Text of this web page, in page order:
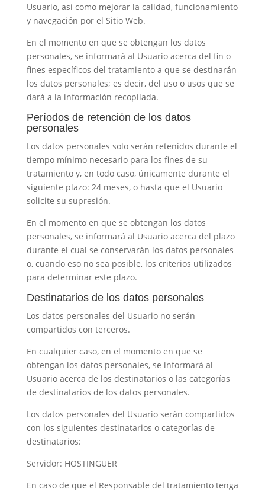
Usuario, así como mejorar la calidad, funcionamiento
y navegación por el Sitio Web.
En el momento en que se obtengan los datos
personales, se informará al Usuario acerca del fin o
fines específicos del tratamiento a que se destinarán
los datos personales; es decir, del uso o usos que se
dará a la información recopilada.
Períodos de retención de los datos
personales
Los datos personales solo serán retenidos durante el
tiempo mínimo necesario para los fines de su
tratamiento y, en todo caso, únicamente durante el
siguiente plazo: 24 meses, o hasta que el Usuario
solicite su supresión.
En el momento en que se obtengan los datos
personales, se informará al Usuario acerca del plazo
durante el cual se conservarán los datos personales
o, cuando eso no sea posible, los criterios utilizados
para determinar este plazo.
Destinatarios de los datos personales
Los datos personales del Usuario no serán
compartidos con terceros.
En cualquier caso, en el momento en que se
obtengan los datos personales, se informará al
Usuario acerca de los destinatarios o las categorías
de destinatarios de los datos personales.
Los datos personales del Usuario serán compartidos
con los siguientes destinatarios o categorías de
destinatarios:
Servidor: HOSTINGUER
En caso de que el Responsable del tratamiento tenga